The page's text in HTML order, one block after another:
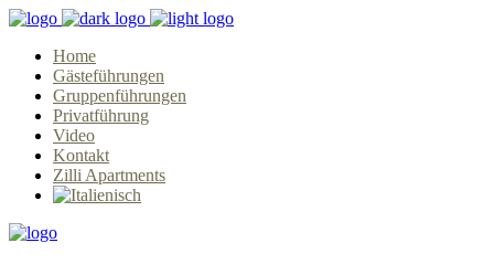
Home
Gästeführungen
Gruppenführungen
Privatführung
Video
Kontakt
Zilli Apartments